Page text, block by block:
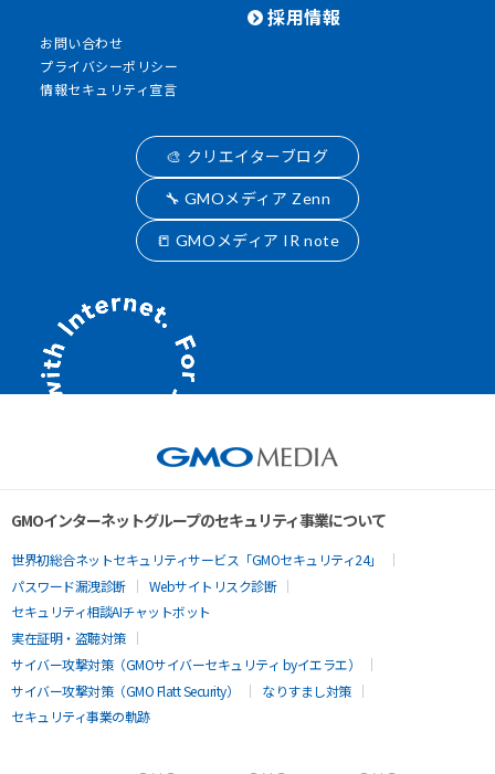
採用情報
お問い合わせ
プライバシーポリシー
情報セキュリティ宣言
🎨 クリエイターブログ
🔧 GMOメディア Zenn
📒 GMOメディア IR note
GMOインターネットグループのセキュリティ事業について
世界初総合ネットセキュリティサービス「GMOセキュリティ24」
パスワード漏洩診断
Webサイトリスク診断
セキュリティ相談AIチャットボット
実在証明・盗聴対策
サイバー攻撃対策（GMOサイバーセキュリティ byイエラエ）
サイバー攻撃対策（GMO Flatt Security）
なりすまし対策
セキュリティ事業の軌跡